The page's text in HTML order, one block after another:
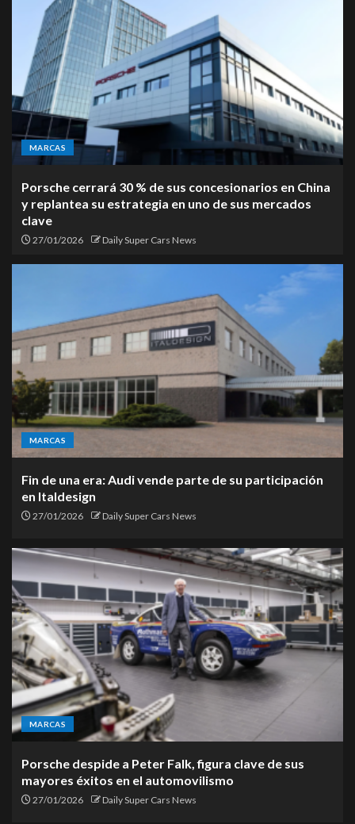
MARCAS
Porsche cerrará 30 % de sus concesionarios en China
y replantea su estrategia en uno de sus mercados
clave
27/01/2026 Daily Super Cars News
MARCAS
Fin de una era: Audi vende parte de su participación
en Italdesign
27/01/2026 Daily Super Cars News
MARCAS
Porsche despide a Peter Falk, figura clave de sus
mayores éxitos en el automovilismo
27/01/2026 Daily Super Cars News